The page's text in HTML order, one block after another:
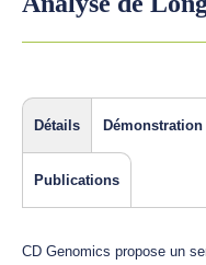
Détails Démonstration
Publications
CD Genomics propose un